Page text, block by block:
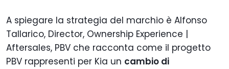
A spiegare la strategia del marchio è Alfonso
Tallarico, Director, Ownership Experience |
Aftersales, PBV che racconta come il progetto
PBV rappresenti per Kia un cambio di